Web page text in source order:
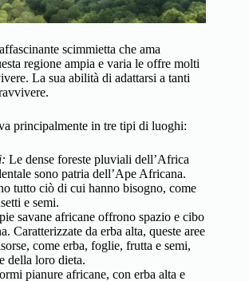
scimmietta che ama
regione ampia e varia le offre molti
La sua abilità di adattarsi a tanti
principalmente in tre tipi di luoghi:
Le dense foreste pluviali dell’Africa
sono patria dell’Ape Africana.
tutto ciò di cui hanno bisogno, come
e semi.
savane africane offrono spazio e cibo
Caratterizzate da erba alta, queste aree
come erba, foglie, frutta e semi,
della loro dieta.
pianure africane, con erba alta e